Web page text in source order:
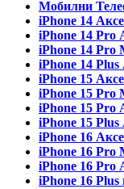
Мобилни
iPhone 14
iPhone 14 Pro
iPhone 14 Pro
iPhone 14 Plus
iPhone 15
iPhone 15 Pro
iPhone 15 Pro
iPhone 15 Plus
iPhone 16
iPhone 16 Pro
iPhone 16 Pro
iPhone 16 Plus